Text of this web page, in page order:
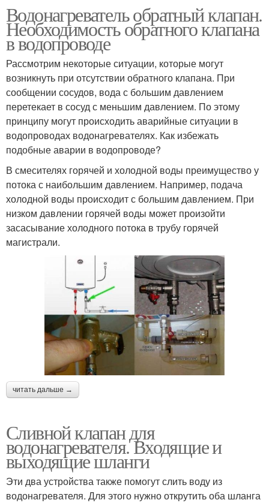
Водонагреватель обратный клапан.
Необходимость обратного клапана
в водопроводе
Рассмотрим некоторые ситуации, которые могут
возникнуть при отсутствии обратного клапана. При
сообщении сосудов, вода с большим давлением
перетекает в сосуд с меньшим давлением. По этому
принципу могут происходить аварийные ситуации в
водопроводах водонагревателях. Как избежать
подобные аварии в водопроводе?
В смесителях горячей и холодной воды преимущество у
потока с наибольшим давлением. Например, подача
холодной воды происходит с большим давлением. При
низком давлении горячей воды может произойти
засасывание холодного потока в трубу горячей
магистрали.
читать дальше →
Сливной клапан для
водонагревателя. Входящие и
выходящие шланги
Эти два устройства также помогут слить воду из
водонагревателя. Для этого нужно открутить оба шланга